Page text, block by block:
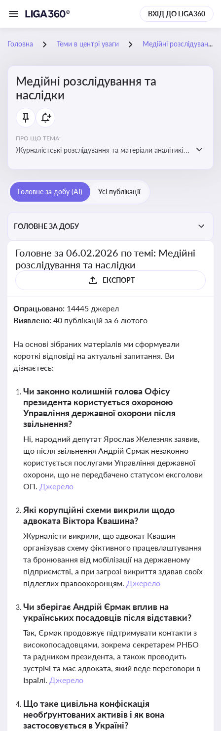
ВХІД ДО LIGA360
Головна Теми в центрі уваги Медійні розслідування та наслідки
Медійні розслідування та
наслідки
ПРО ЩО ТЕМА:
Журналістські розслідування та матеріали аналітиків
компаній, посадових осіб і пов’язаних осіб
Головне за добу (AI) Усі публікації
ГОЛОВНЕ ЗА ДОБУ
Головне за 06.02.2026 по темі: Медійні
розслідування та наслідки
ЕКСПОРТ
Опрацьовано: 14445 джерел
Виявлено: 40 публікацій за 6 лютого
На основі зібраних матеріалів ми сформували
короткі відповіді на актуальні запитання. Ви
дізнаєтесь:
Чи законно колишній голова Офісу
президента користується охороною
Управління державної охорони після
звільнення?
Ні, народний депутат Ярослав Железняк заявив,
що після звільнення Андрій Єрмак незаконно
користується послугами Управління державної
охорони, що не передбачено статусом ексголови
ОП. Джерело
Які корупційні схеми викрили щодо
адвоката Віктора Квашина?
Журналісти викрили, що адвокат Квашин
організував схему фіктивного працевлаштування
та бронювання від мобілізації на державному
підприємстві, а при загрозі викриття здавав своїх
підлеглих правоохоронцям. Джерело
Чи зберігає Андрій Єрмак вплив на
українських посадовців після відставки?
Так, Єрмак продовжує підтримувати контакти з
високопосадовцями, зокрема секретарем РНБО
та радником президента, а також проводить
зустрічі та має адвоката, який веде переговори в
Ізраїлі. Джерело
Що таке цивільна конфіскація
необґрунтованих активів і як вона
застосовується в Україні?